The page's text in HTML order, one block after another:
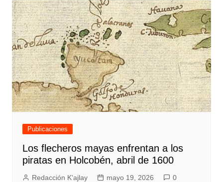
Publicaciones
Los flecheros mayas enfrentan a los
piratas en Holcobén, abril de 1600
Redacción K'ajlay mayo 19, 2026 0